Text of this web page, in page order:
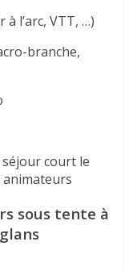
l’arc, VTT, …)
branche,
court le
animateurs
sous tente à